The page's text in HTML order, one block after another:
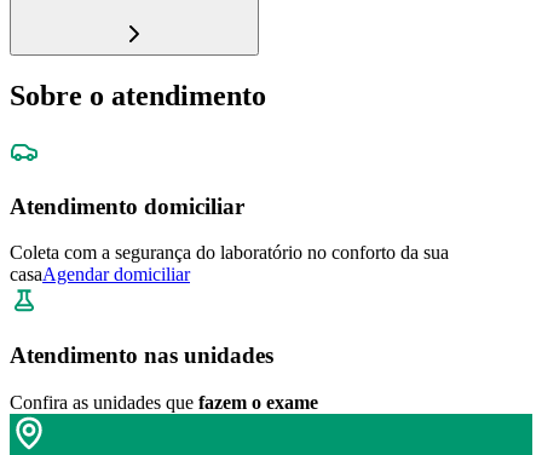
Sobre o atendimento
Atendimento domiciliar
Coleta com a segurança do laboratório no conforto da sua
casaAgendar domiciliar
Atendimento nas unidades
Confira as unidades que fazem o exame